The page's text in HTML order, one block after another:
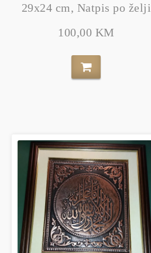
29x24 cm, Natpis po želji
100,00 KM